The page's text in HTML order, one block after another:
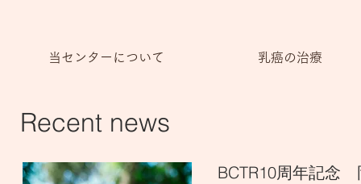
当センターについて 乳癌の治療
Recent news
BCTR10周年記念